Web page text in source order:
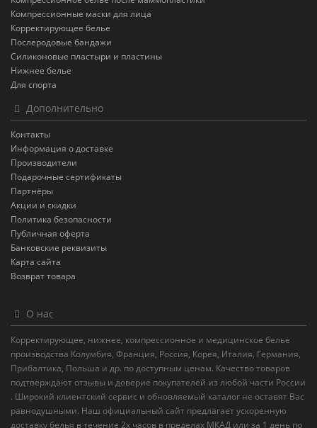
Компрессионные маски для лица
Корректирующее белье
Послеродовые бандажи
Силиконовые пластыри и пластины
Нижнее белье
Для спорта
Дополнительно
Контакты
Информация о доставке
Производители
Подарочные сертификаты
Партнёры
Акции и скидки
Политика безопасности
Публичная оферта
Банковские реквизиты
Карта сайта
Возврат товара
О нас
Корректирующее, нижнее, компрессионное и медицинское белье
производства Колумбия, Франция, Россия, Корея, Италия, Германия,
Прибалтика, Польша и др. по доступным ценам. Качество товаров
подтверждают отзывы и доверие покупателей из любой части России
. Широкий клиентский сервис и обновляемый каталог не оставят Вас
равнодушными. Наш официальный сайт предлагает ускоренную
доставку белья в течение 2х часов в пределах МКАД или за 1 день по